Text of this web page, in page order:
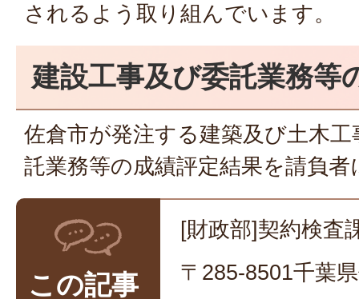
されるよう取り組んでいます。
建設工事及び委託業務等
佐倉市が発注する建築及び土木
託業務等の成績評定結果を請負
この記事
[財政部]契約検査
〒285-8501千葉